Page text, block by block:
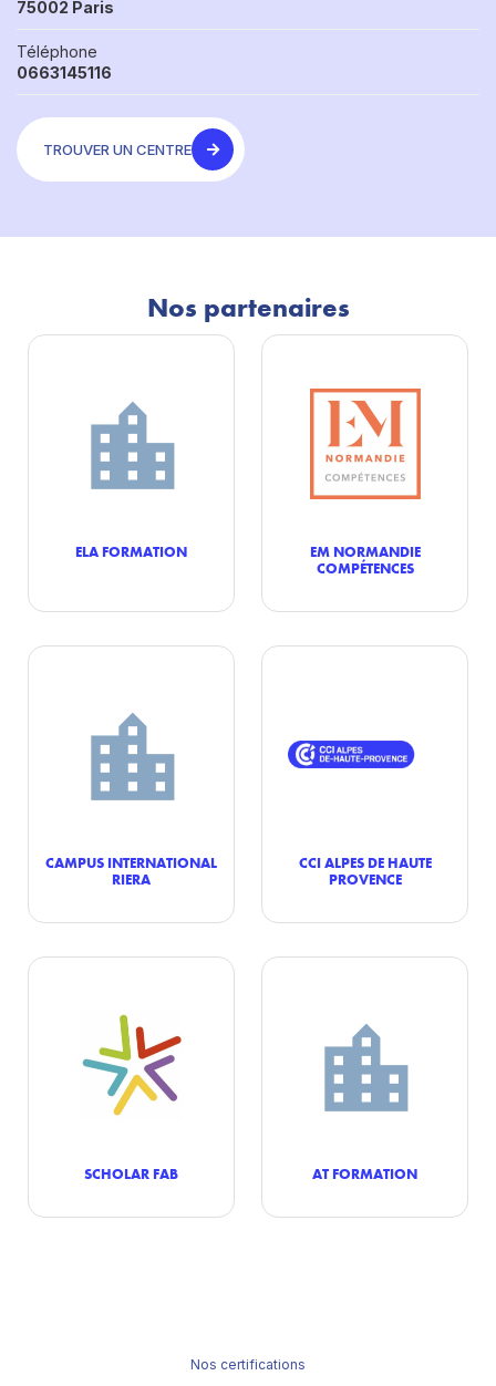
75002 Paris
Téléphone
0663145116
TROUVER UN CENTRE
Nos partenaires
ELA FORMATION
EM NORMANDIE
COMPÉTENCES
CAMPUS INTERNATIONAL
RIERA
CCI ALPES DE HAUTE
PROVENCE
SCHOLAR FAB AT FORMATION
Nos certifications